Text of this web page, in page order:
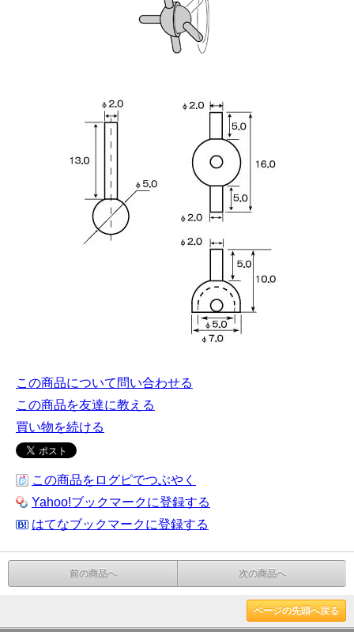
この商品について問い合わせる
この商品を友達に教える
買い物を続ける
この商品をログピでつぶやく
Yahoo!ブックマークに登録する
はてなブックマークに登録する
前の商品へ 次の商品へ
ページの先頭へ戻る